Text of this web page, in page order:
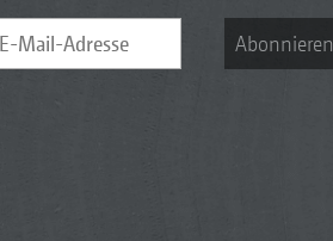
Abonnieren